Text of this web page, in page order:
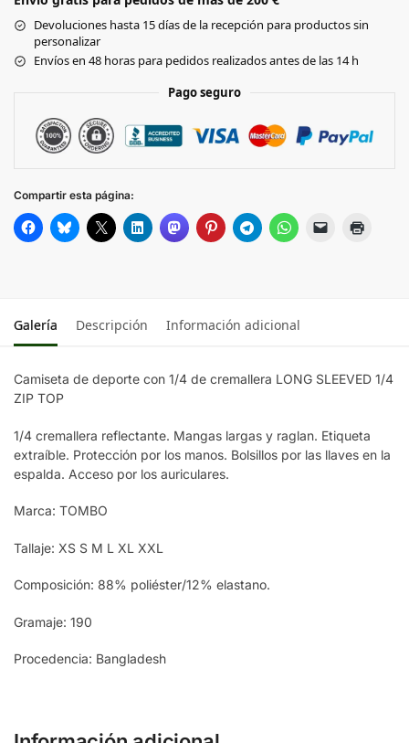
Devoluciones hasta 15 días de la recepción para productos sin
personalizar
Envíos en 48 horas para pedidos realizados antes de las 14 h
Pago seguro
Compartir esta página:
Galería Descripción Información adicional
Camiseta de deporte con 1/4 de cremallera LONG SLEEVED 1/4
ZIP TOP
1/4 cremallera reflectante. Mangas largas y raglan. Etiqueta
extraíble. Protección por los manos. Bolsillos por las llaves en la
espalda. Acceso por los auriculares.
Marca: TOMBO
Tallaje: XS S M L XL XXL
Composición: 88% poliéster/12% elastano.
Gramaje: 190
Procedencia: Bangladesh